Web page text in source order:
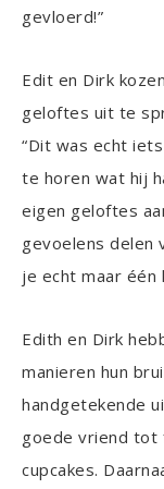
gevloerd!”
Edit en Dirk
geloftes uit te
“Dit was echt
te horen wat hij
eigen geloftes
gevoelens delen
je echt maar één
Edith en Dirk
manieren hun
handgetekende
goede vriend tot
cupcakes.